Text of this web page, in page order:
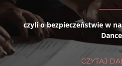
czyli o bezpieczeństwie w
Dance
CZYTAJ